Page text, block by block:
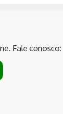
Fale conosco: